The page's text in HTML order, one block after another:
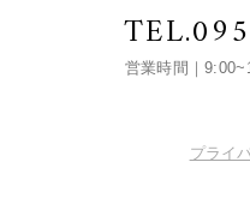
TEL.
営業時間｜
プライ